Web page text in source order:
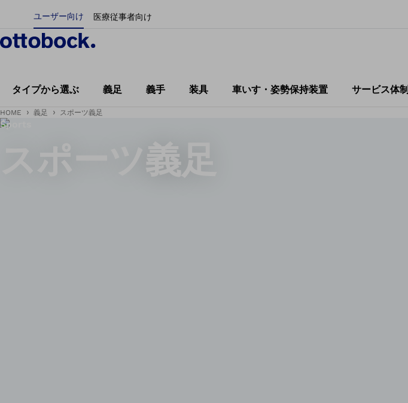
ユーザー向け 医療従事者向け
タイプから選ぶ 義足 義手 装具 車いす・姿勢保持装置 サービス体制
HOME 義足 スポーツ義足
Sports
スポーツ義足